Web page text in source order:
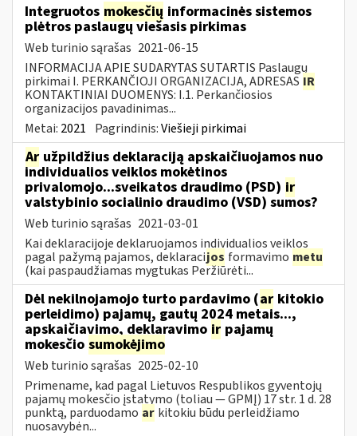
Integruotos mokesčių informacinės sistemos
plėtros paslaugų viešasis pirkimas
Web turinio sąrašas 2021-06-15
INFORMACIJA APIE SUDARYTAS SUTARTIS Paslaugų
pirkimai I. PERKANČIOJI ORGANIZACIJA, ADRESAS IR
KONTAKTINIAI DUOMENYS: I.1. Perkančiosios
organizacijos pavadinimas...
Metai: 2021 Pagrindinis:Viešieji pirkimai
Ar užpildžius deklaraciją apskaičiuojamos nuo
individualios veiklos mokėtinos
privalomojo...sveikatos draudimo (PSD) ir
valstybinio socialinio draudimo (VSD) sumos?
Web turinio sąrašas 2021-03-01
Kai deklaracijoje deklaruojamos individualios veiklos
pagal pažymą pajamos, deklaracijos formavimo metu
(kai paspaudžiamas mygtukas Peržiūrėti...
Dėl nekilnojamojo turto pardavimo (ar kitokio
perleidimo) pajamų, gautų 2024 metais...,
apskaičiavimo, deklaravimo ir pajamų
mokesčio sumokėjimo
Web turinio sąrašas 2025-02-10
Primename, kad pagal Lietuvos Respublikos gyventojų
pajamų mokesčio įstatymo (toliau — GPMĮ) 17 str. 1 d. 28
punktą, parduodamo ar kitokiu būdu perleidžiamo
nuosavybėn...